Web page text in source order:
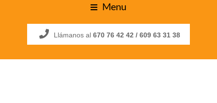
Menu
Llámanos al 670 76 42 42 / 609 63 31 38